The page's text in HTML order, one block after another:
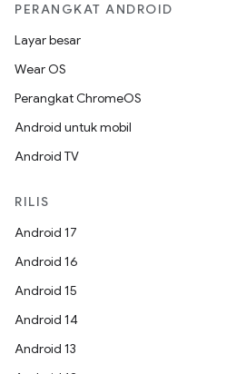
PERANGKAT ANDROID
Layar besar
Wear OS
Perangkat ChromeOS
Android untuk mobil
Android TV
RILIS
Android 17
Android 16
Android 15
Android 14
Android 13